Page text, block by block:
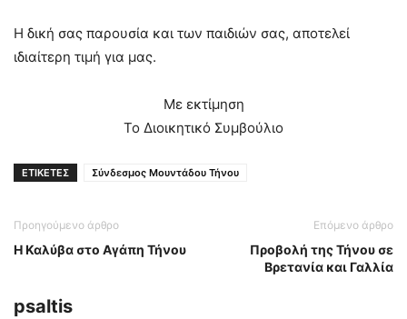
Η δική σας παρουσία και των παιδιών σας, αποτελεί
ιδιαίτερη τιμή για μας.
Με εκτίμηση
Το Διοικητικό Συμβούλιο
ΕΤΙΚΕΤΕΣ Σύνδεσμος Μουντάδου Τήνου
Προηγούμενο άρθρο
Η Καλύβα στο Αγάπη Τήνου
Επόμενο άρθρο
Προβολή της Τήνου σε
Βρετανία και Γαλλία
psaltis